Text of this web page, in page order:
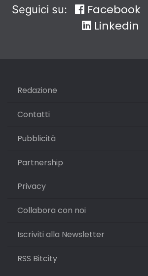
Seguici su: Facebook
Linkedin
Redazione
Contatti
Pubblicità
Partnership
Privacy
Collabora con noi
Iscriviti alla Newsletter
RSS Bitcity